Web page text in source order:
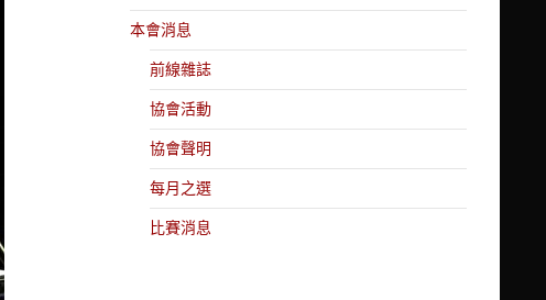
本會消息
前線雜誌
協會活動
協會聲明
每月之選
比賽消息